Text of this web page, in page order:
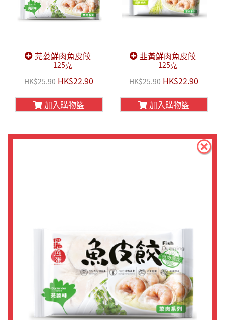
芫荽鮮肉魚皮餃
125克
HK$25.90HK$22.90
加入購物籃
韭黃鮮肉魚皮餃
125克
HK$25.90HK$22.90
加入購物籃